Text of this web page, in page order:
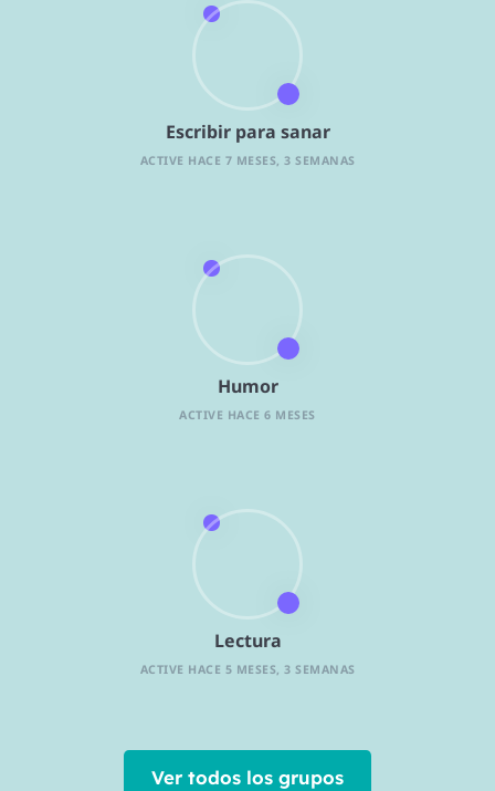
Escribir para sanar
ACTIVE HACE 7 MESES, 3 SEMANAS
Humor
ACTIVE HACE 6 MESES
Lectura
ACTIVE HACE 5 MESES, 3 SEMANAS
Ver todos los grupos